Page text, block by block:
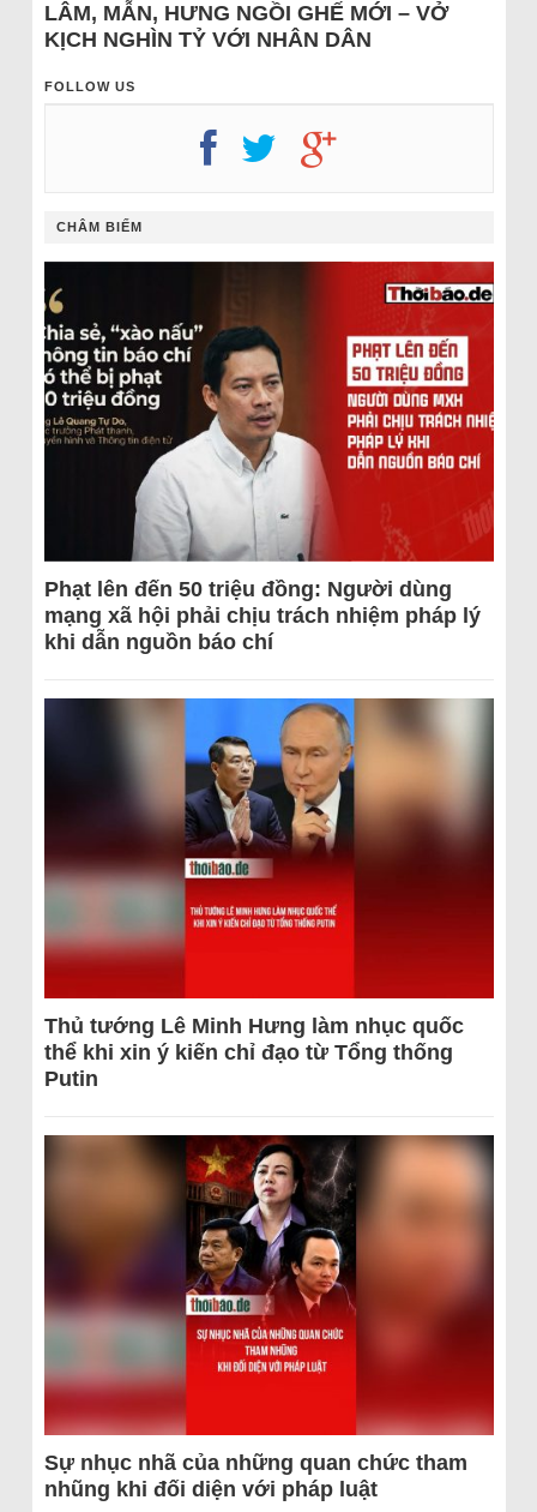
LÂM, MẪN, HƯNG NGỒI GHẾ MỚI – VỞ
KỊCH NGHÌN TỶ VỚI NHÂN DÂN
FOLLOW US
CHÂM BIẾM
Phạt lên đến 50 triệu đồng: Người dùng
mạng xã hội phải chịu trách nhiệm pháp lý
khi dẫn nguồn báo chí
Thủ tướng Lê Minh Hưng làm nhục quốc
thể khi xin ý kiến chỉ đạo từ Tổng thống
Putin
Sự nhục nhã của những quan chức tham
nhũng khi đối diện với pháp luật